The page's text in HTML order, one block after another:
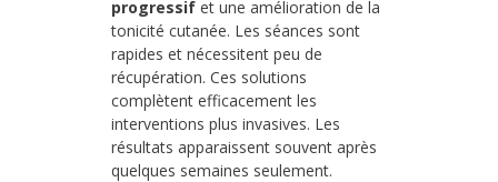
progressif et une amélioration de la
tonicité cutanée. Les séances sont
rapides et nécessitent peu de
récupération. Ces solutions
complètent efficacement les
interventions plus invasives. Les
résultats apparaissent souvent après
quelques semaines seulement.